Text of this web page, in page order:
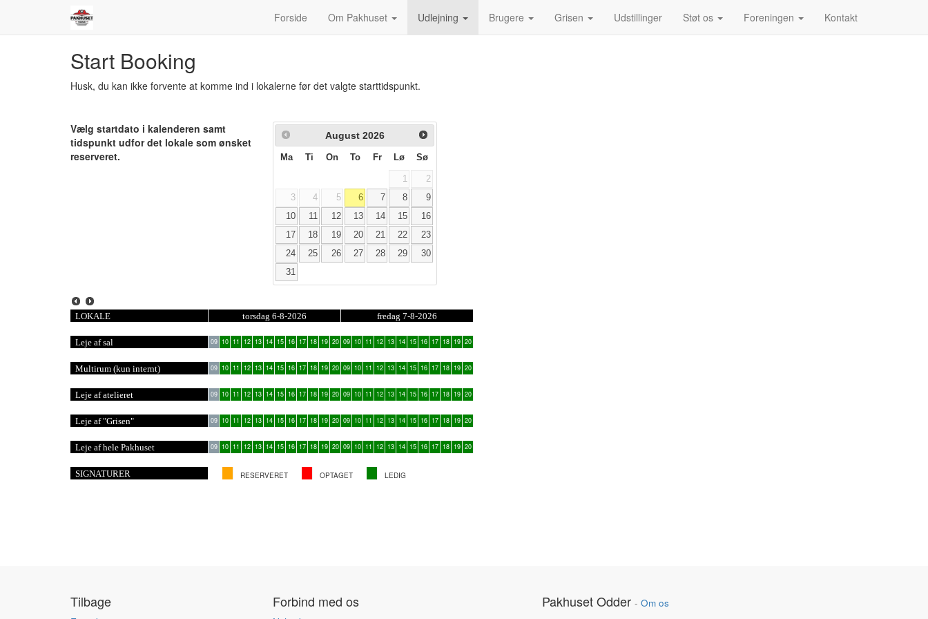
Forside Om Pakhuset Udlejning Brugere Grisen Udstillinger Støt os Foreningen Kontakt
Start Booking
Husk, du kan ikke forvente at komme ind i lokalerne før det valgte starttidspunkt.
Vælg startdato i kalenderen samt
tidspunkt udfor det lokale som ønsket
reserveret.
August 2026
Ma Ti On To Fr Lø Sø
1
2
3
4 5 6 7 8
9
10
11 12 13 14 15
16
17
18 19 20 21 22
23
24
25 26 27 28 29
30
31
LOKALE torsdag 6-8-2026 fredag 7-8-2026
Leje af sal 09 10 11 12 13 14 15 16 17 18 19 20 09 10 11 12 13 14 15 16 17 18 19 20
Multirum (kun internt) 09 10 11 12 13 14 15 16 17 18 19 20 09 10 11 12 13 14 15 16 17 18 19 20
Leje af atelieret 09 10 11 12 13 14 15 16 17 18 19 20 09 10 11 12 13 14 15 16 17 18 19 20
Leje af "Grisen" 09 10 11 12 13 14 15 16 17 18 19 20 09 10 11 12 13 14 15 16 17 18 19 20
Leje af hele Pakhuset 09 10 11 12 13 14 15 16 17 18 19 20 09 10 11 12 13 14 15 16 17 18 19 20
SIGNATURER RESERVERET OPTAGET LEDIG
Tilbage Forbind med os Pakhuset Odder - Om os